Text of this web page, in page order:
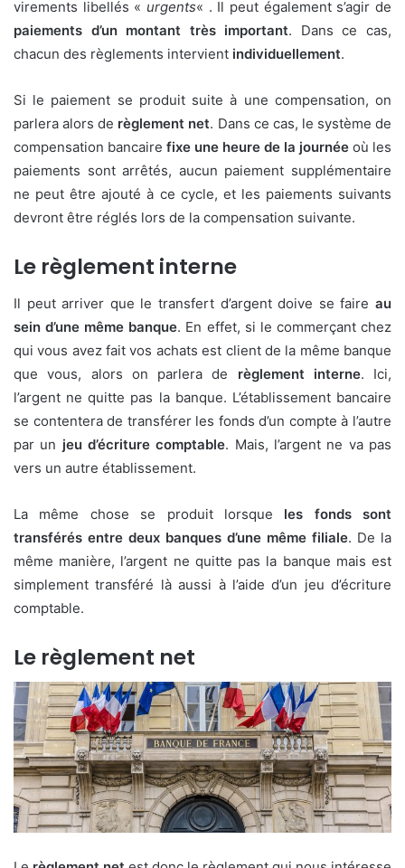
virements libellés « urgents« . Il peut également s’agir de
paiements d’un montant très important. Dans ce cas,
chacun des règlements intervient individuellement.
Si le paiement se produit suite à une compensation, on
parlera alors de règlement net. Dans ce cas, le système de
compensation bancaire fixe une heure de la journée où les
paiements sont arrêtés, aucun paiement supplémentaire
ne peut être ajouté à ce cycle, et les paiements suivants
devront être réglés lors de la compensation suivante.
Le règlement interne
Il peut arriver que le transfert d’argent doive se faire au
sein d’une même banque. En effet, si le commerçant chez
qui vous avez fait vos achats est client de la même banque
que vous, alors on parlera de règlement interne. Ici,
l’argent ne quitte pas la banque. L’établissement bancaire
se contentera de transférer les fonds d’un compte à l’autre
par un jeu d’écriture comptable. Mais, l’argent ne va pas
vers un autre établissement.
La même chose se produit lorsque les fonds sont
transférés entre deux banques d’une même filiale. De la
même manière, l’argent ne quitte pas la banque mais est
simplement transféré là aussi à l’aide d’un jeu d’écriture
comptable.
Le règlement net